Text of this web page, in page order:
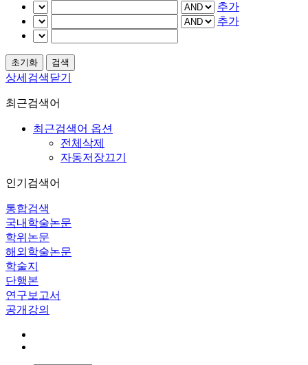
추가
추가
상세검색닫기
최근검색어
최근검색어 옵션
전체삭제
자동저장끄기
인기검색어
통합검색
국내학술논문
학위논문
해외학술논문
학술지
단행본
연구보고서
공개강의